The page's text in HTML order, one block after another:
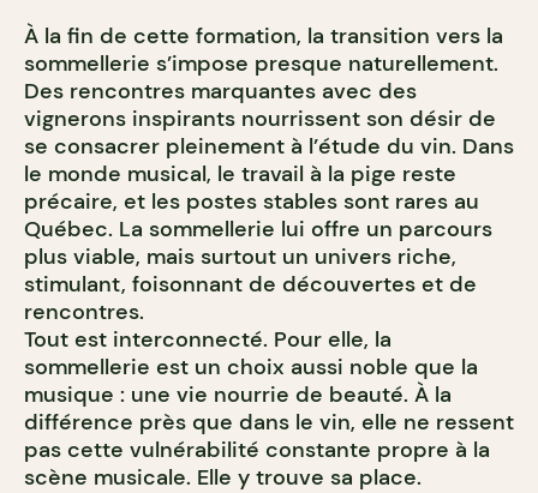
À la fin de cette formation, la transition vers la
sommellerie s’impose presque naturellement.
Des rencontres marquantes avec des
vignerons inspirants nourrissent son désir de
se consacrer pleinement à l’étude du vin. Dans
le monde musical, le travail à la pige reste
précaire, et les postes stables sont rares au
Québec. La sommellerie lui offre un parcours
plus viable, mais surtout un univers riche,
stimulant, foisonnant de découvertes et de
rencontres.
Tout est interconnecté. Pour elle, la
sommellerie est un choix aussi noble que la
musique : une vie nourrie de beauté. À la
différence près que dans le vin, elle ne ressent
pas cette vulnérabilité constante propre à la
scène musicale. Elle y trouve sa place.